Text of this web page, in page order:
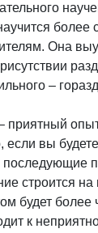
более
Она
–
приятный
если вы
последующие
строится
будет более
к